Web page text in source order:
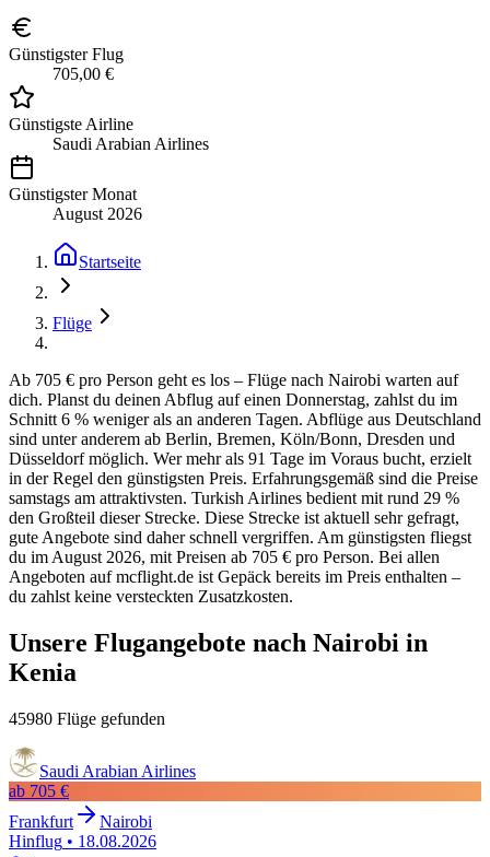
Günstigster Flug
705,00 €
Günstigste Airline
Saudi Arabian Airlines
Günstigster Monat
August 2026
Startseite
Flüge
Ab 705 € pro Person geht es los – Flüge nach Nairobi warten auf
dich. Planst du deinen Abflug auf einen Donnerstag, zahlst du im
Schnitt 6 % weniger als an anderen Tagen. Abflüge aus Deutschland
sind unter anderem ab Berlin, Bremen, Köln/Bonn, Dresden und
Düsseldorf möglich. Wer mehr als 91 Tage im Voraus bucht, erzielt
in der Regel den günstigsten Preis. Erfahrungsgemäß sind die Preise
samstags am attraktivsten. Turkish Airlines bedient mit rund 29 %
den Großteil dieser Strecke. Diese Strecke ist aktuell sehr gefragt,
gute Angebote sind daher schnell vergriffen. Am günstigsten fliegst
du im August 2026, mit Preisen ab 705 € pro Person. Bei allen
Angeboten auf mcflight.de ist Gepäck bereits im Preis enthalten –
du zahlst keine versteckten Zusatzkosten.
Unsere Flugangebote nach Nairobi in
Kenia
45980 Flüge gefunden
Saudi Arabian Airlines
ab 705 €
Frankfurt
Nairobi
Hinflug • 18.08.2026